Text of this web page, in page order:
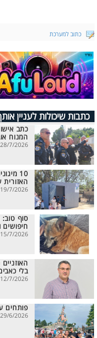
כתוב למערכת
כתבות שיכולות לעניין
כתב
המנוח
28/7/2026 דני ברנר
10
19/7/2026 מערכת היום בעמק
סוף
חיפושים
15/7/2026 דני ברנר
בלי
12/7/2026 דני ברנר
פותחים
29/6/2026 דני ברנר